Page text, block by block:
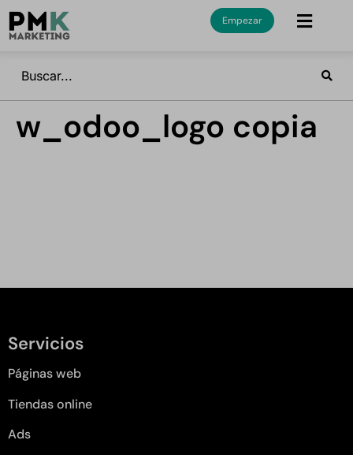
Empezar
w_odoo_logo copia
Servicios
Páginas web
Tiendas online
Ads